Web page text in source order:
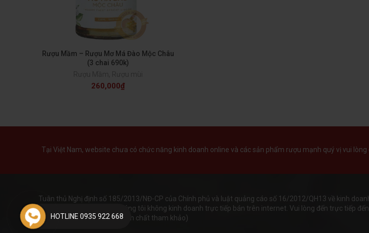
Rượu Mầm – Rượu Mơ Má Đào Mộc Châu
(3 chai 690k)
260,000₫
Tại Việt Nam, website chưa có chức năng kinh doanh online và các sản phẩm rượu mạnh quý vị vui
Tuân thủ Nghị định số 185/2013/NĐ-CP của Chính phủ và luật quảng cáo số 16/2012/QH13 về kinh
hoạt động phi lơi nhuận. Chúng tôi không kinh doanh trực tiếp bán trên internet. Vui lòng đến trực tiếp
giá trên website chỉ mang tính chất tham khảo)
HOTLINE 0935 922 668